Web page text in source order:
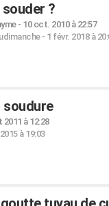
?
- 10 oct. 2010 à 22:57
- 1 févr. 2018 à
2011 à 12:28
à 19:03